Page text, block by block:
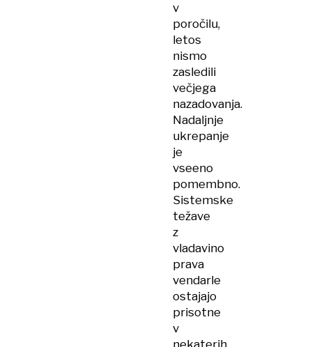
v
poročilu,
letos
nismo
zasledili
večjega
nazadovanja.
Nadaljnje
ukrepanje
je
vseeno
pomembno.
Sistemske
težave
z
vladavino
prava
vendarle
ostajajo
prisotne
v